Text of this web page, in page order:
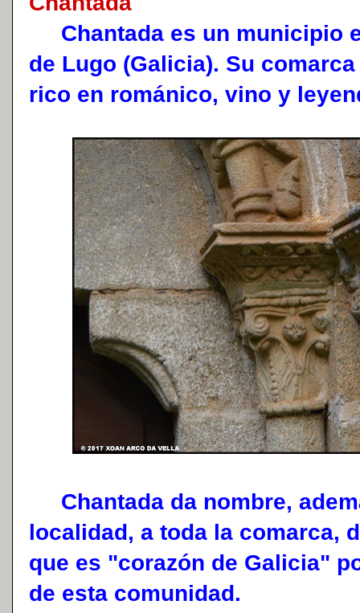
Chantada es un municipio
de Lugo (Galicia). Su
rico en románico, vino y
Chantada da nombre,
localidad, a toda la comarca,
que es "corazón de Galicia"
de esta comunidad.